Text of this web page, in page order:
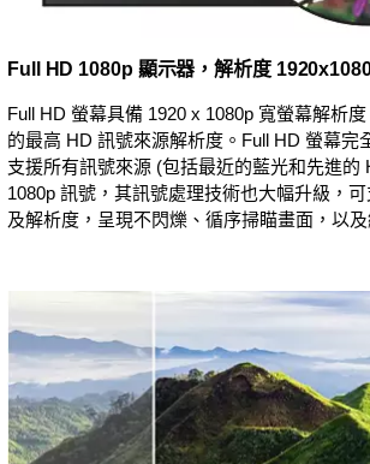
Full HD 1080p 顯示器，解析度
Full HD 螢幕具備 1920 x 1080p 寬螢幕解析
的最高 HD 訊號來源解析度。Full HD 螢幕完
支援所有訊號來源 (包括最近的藍光和先進的
1080p 訊號，其訊號處理技術也大幅升級，
及解析度，呈現不閃爍、循序掃瞄畫面，以